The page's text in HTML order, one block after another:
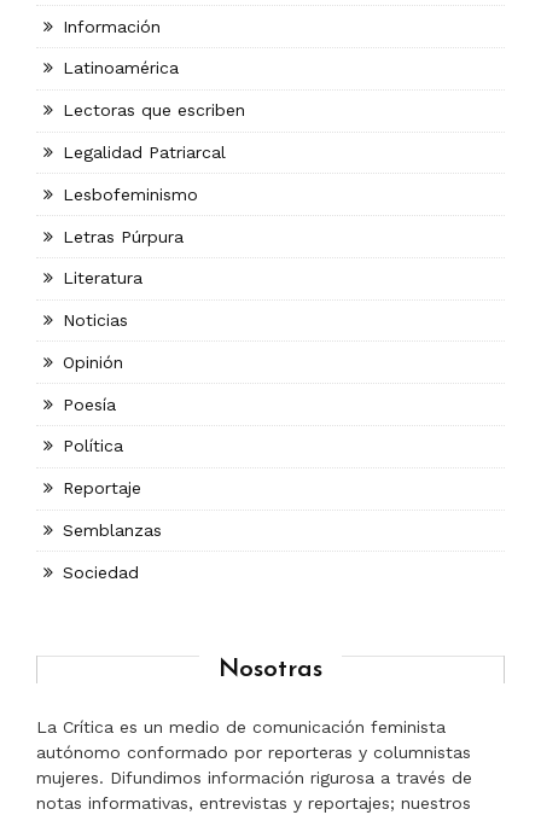
Información
Latinoamérica
Lectoras que escriben
Legalidad Patriarcal
Lesbofeminismo
Letras Púrpura
Literatura
Noticias
Opinión
Poesía
Política
Reportaje
Semblanzas
Sociedad
Nosotras
La Crítica es un medio de comunicación feminista
autónomo conformado por reporteras y columnistas
mujeres. Difundimos información rigurosa a través de
notas informativas, entrevistas y reportajes; nuestros